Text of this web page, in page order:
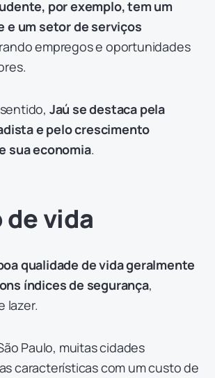
por exemplo, tem um
e um setor de serviços
empregos e oportunidades
Jaú se destaca pela
e pelo crescimento
sua economia.
de vida
qualidade de vida geralmente
índices de segurança,
lazer.
Paulo, muitas cidades
características com um custo de